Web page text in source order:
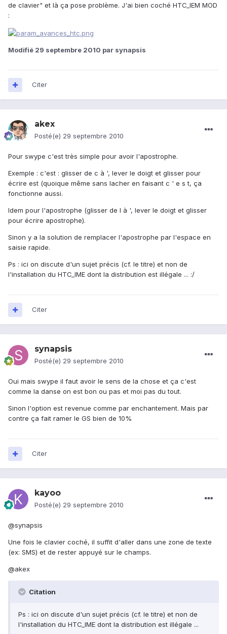
de clavier" et là ça pose problème. J'ai bien coché HTC_IEM MOD
:
Modifié 29 septembre 2010 par synapsis
Citer
akex
Posté(e) 29 septembre 2010
Pour swype c'est très simple pour avoir l'apostrophe.
Exemple : c'est : glisser de c à ', lever le doigt et glisser pour
écrire est (quoique même sans lacher en faisant c ' e s t, ça
fonctionne aussi.
Idem pour l'apostrophe (glisser de l à ', lever le doigt et glisser
pour écrire apostrophe).
Sinon y a la solution de remplacer l'apostrophe par l'espace en
saisie rapide.
Ps : ici on discute d'un sujet précis (cf. le titre) et non de
l'installation du HTC_IME dont la distribution est illégale ... :/
Citer
synapsis
Posté(e) 29 septembre 2010
Oui mais swype il faut avoir le sens de la chose et ça c'est
comme la danse on est bon ou pas et moi pas du tout.
Sinon l'option est revenue comme par enchantement. Mais par
contre ça fait ramer le GS bien de 10%
Citer
kayoo
Posté(e) 29 septembre 2010
@synapsis
Une fois le clavier coché, il suffit d'aller dans une zone de texte
(ex: SMS) et de rester appuyé sur le champs.
@akex
Citation
Ps : ici on discute d'un sujet précis (cf. le titre) et non de
l'installation du HTC_IME dont la distribution est illégale ...